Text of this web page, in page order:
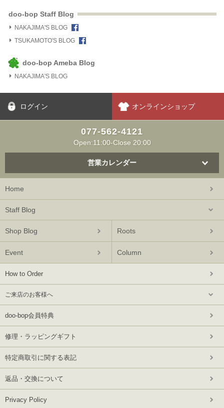
doo-bop Staff Blog
NAKAJIMA'S BLOG
TSUKAMOTO'S BLOG
doo-bop Ameba Blog
NAKAJIMA'S BLOG
ログイン オンラインショップ
077-562-4121
Open:11:00-Close 20:00
営業カレンダー
Home
Staff Blog
Shop Blog Roots
Event Column
How to Order
ご来店のお客様へ
doo-bop会員特典
修理・ラッピングギフト
特定商取引に関する表記
返品・交換について
Privacy Policy